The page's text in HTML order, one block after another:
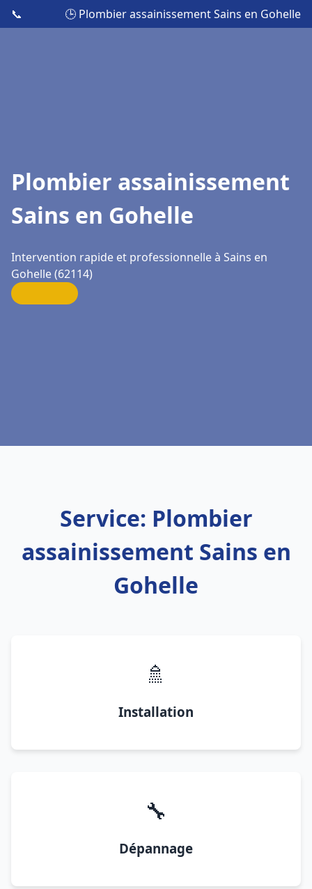
📞 🕒 Plombier assainissement Sains en Gohelle
Plombier assainissement
Sains en Gohelle
Intervention rapide et professionnelle à Sains en
Gohelle (62114)
Service: Plombier
assainissement Sains en
Gohelle
🚿
Installation
🔧
Dépannage